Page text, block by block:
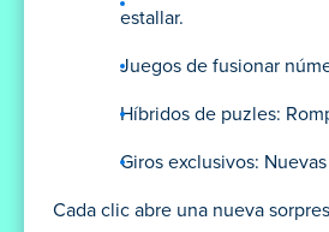
estallar.
Juegos de fusionar
Híbridos de puzles:
Giros exclusivos:
Cada clic abre una nueva